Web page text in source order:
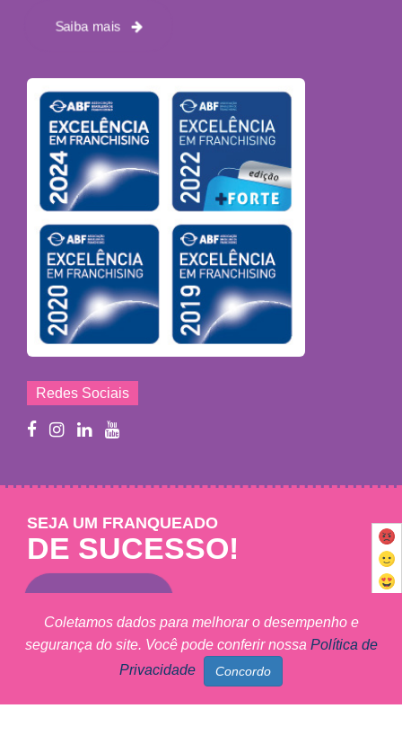
Saiba mais
Redes Sociais
SEJA UM FRANQUEADO
DE SUCESSO!
Mary Help - © 2011 - 2026 - Todos os direitos reservados
MARY HELP FRANCHISING LTDA - CNPJ: 09.102.320/0001-27
Coletamos dados para melhorar o desempenho e
segurança do site. Você pode conferir nossa Política de
Privacidade